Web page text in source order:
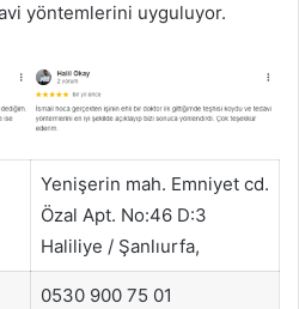
yöntemlerini uyguluyor.
Yenişerin mah. Emniyet cd.
Özal Apt. No:46 D:3
Haliliye / Şanlıurfa,
0530 900 75 01